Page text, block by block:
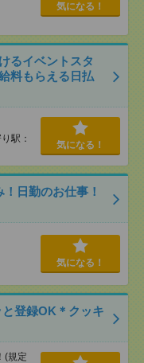
気になる！
るイベントスタ
料もらえる日払
駅：
気になる！
日勤のお仕事！
気になる！
登録OK＊クッキ
(規定